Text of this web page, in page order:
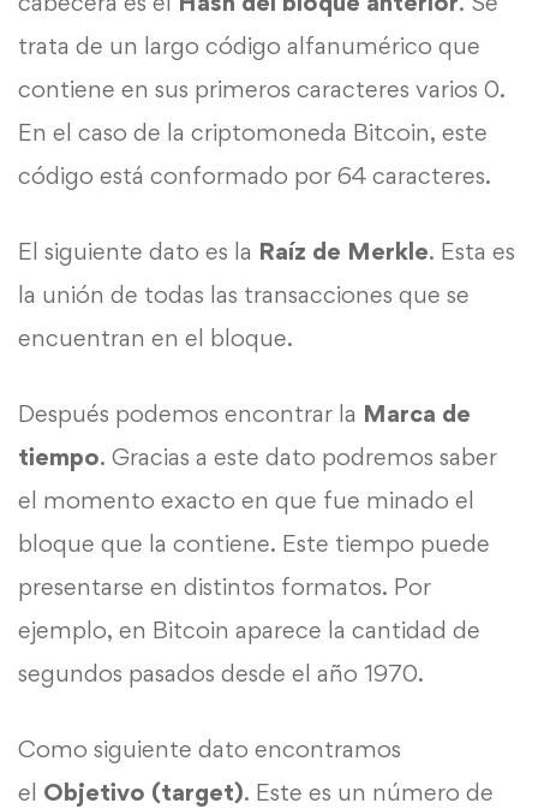
trata de un largo código alfanumérico que
contiene en sus primeros caracteres varios 0.
En el caso de la criptomoneda Bitcoin, este
código está conformado por 64 caracteres.
El siguiente dato es la Raíz de Merkle. Esta es
la unión de todas las transacciones que se
encuentran en el bloque.
Después podemos encontrar la Marca de
tiempo. Gracias a este dato podremos saber
el momento exacto en que fue minado el
bloque que la contiene. Este tiempo puede
presentarse en distintos formatos. Por
ejemplo, en Bitcoin aparece la cantidad de
segundos pasados desde el año 1970.
Como siguiente dato encontramos
el Objetivo (target). Este es un número de